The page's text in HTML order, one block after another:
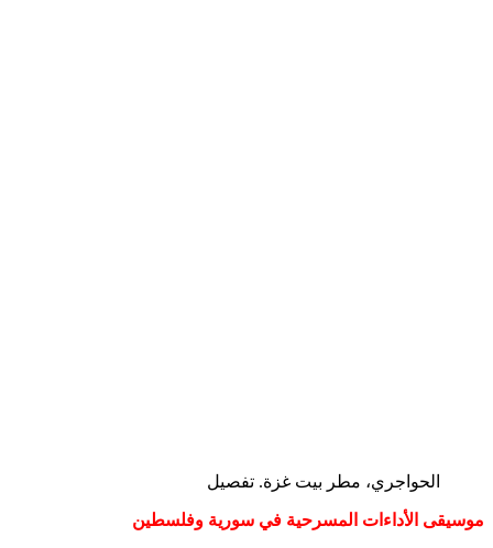
الحواجري، مطر بيت غزة. تفصيل
موسيقى الأداءات المسرحية في سورية وفلسطين